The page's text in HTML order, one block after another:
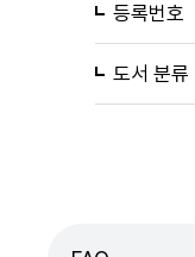
등록번호
도서 분류